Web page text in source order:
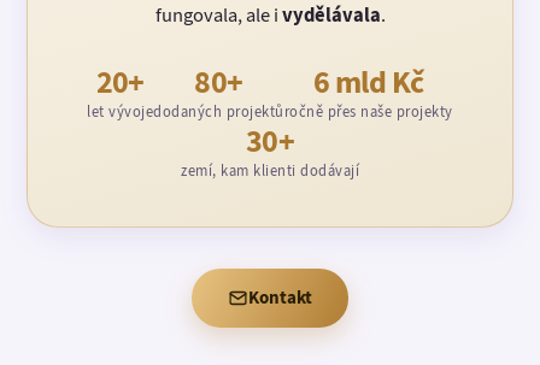
fungovala, ale ivydělávala.
20+
let vývoje
80+
dodaných projektů
6 mld Kč
ročně přes naše projekty
30+
zemí, kam klienti dodávají
Kontakt